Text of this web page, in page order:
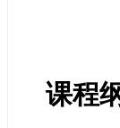
课程